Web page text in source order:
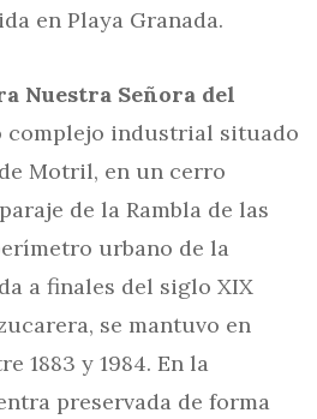
en Playa Granada.
Nuestra Señora del
complejo industrial situado
Motril, en un cerro
de la Rambla de las
urbano de la
a finales del siglo XIX
se mantuvo en
1883 y 1984. En la
preservada de forma